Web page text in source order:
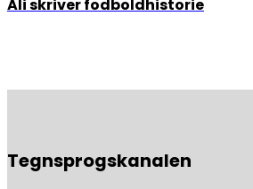
Ali skriver fodboldhistorie
Tegnsprogskanalen